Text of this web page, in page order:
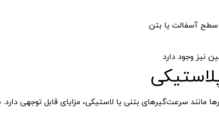
سطح آسفالت یا بتن
نیز وجود دارد
مانند سرعت‌گیرهای بتنی یا لاستیکی، مزایای قابل توجهی دارد.